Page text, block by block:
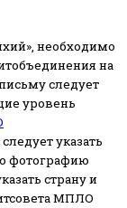
необходимо
на
следует
уровень
указать
фотографию
страну и
МПЛО